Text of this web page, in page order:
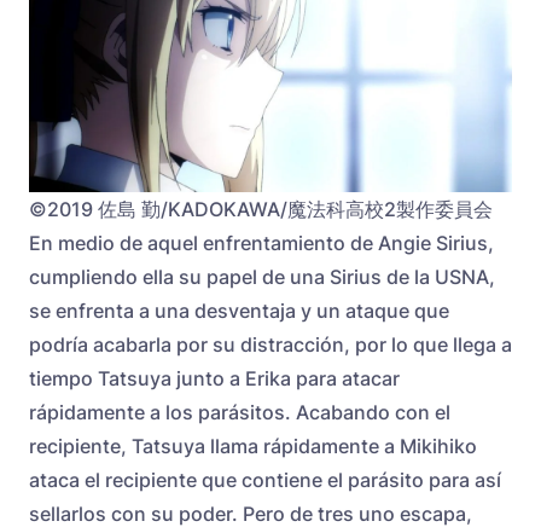
©2019 佐島 勤/KADOKAWA/魔法科高校2製作委員会
En medio de aquel enfrentamiento de Angie Sirius,
cumpliendo ella su papel de una Sirius de la USNA,
se enfrenta a una desventaja y un ataque que
podría acabarla por su distracción, por lo que llega a
tiempo Tatsuya junto a Erika para atacar
rápidamente a los parásitos. Acabando con el
recipiente, Tatsuya llama rápidamente a Mikihiko
ataca el recipiente que contiene el parásito para así
sellarlos con su poder. Pero de tres uno escapa,